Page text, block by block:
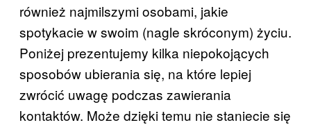
również najmilszymi osobami, jakie
spotykacie w swoim (nagle skróconym) życiu.
Poniżej prezentujemy kilka niepokojących
sposobów ubierania się, na które lepiej
zwrócić uwagę podczas zawierania
kontaktów. Może dzięki temu nie staniecie się